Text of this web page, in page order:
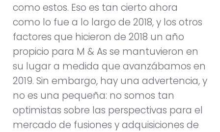
como estos. Eso es tan cierto ahora
como lo fue a lo largo de 2018, y los otros
factores que hicieron de 2018 un año
propicio para M & As se mantuvieron en
su lugar a medida que avanzábamos en
2019. Sin embargo, hay una advertencia, y
no es una pequeña: no somos tan
optimistas sobre las perspectivas para el
mercado de fusiones y adquisiciones de